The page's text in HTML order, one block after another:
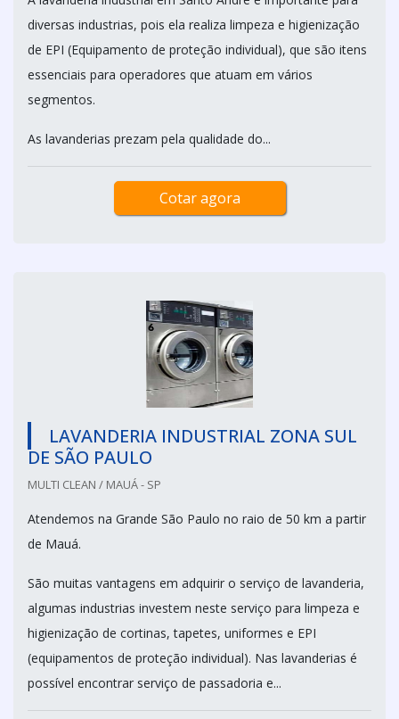
diversas industrias, pois ela realiza limpeza e higienização
de EPI (Equipamento de proteção individual), que são itens
essenciais para operadores que atuam em vários
segmentos.
As lavanderias prezam pela qualidade do...
Cotar agora
LAVANDERIA INDUSTRIAL ZONA SUL
DE SÃO PAULO
MULTI CLEAN / MAUÁ - SP
Atendemos na Grande São Paulo no raio de 50 km a partir
de Mauá.
São muitas vantagens em adquirir o serviço de lavanderia,
algumas industrias investem neste serviço para limpeza e
higienização de cortinas, tapetes, uniformes e EPI
(equipamentos de proteção individual). Nas lavanderias é
possível encontrar serviço de passadoria e...